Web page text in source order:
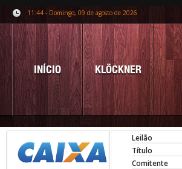
11:44 - Domingo, 09 de agosto de 2026
INÍCIO KLÖCKNER
Leilão
Título
Comitente